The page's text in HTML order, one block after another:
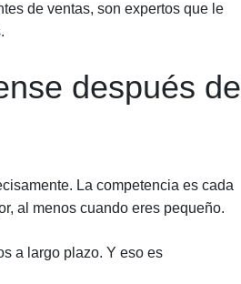
de ventas, son expertos que le
después de
La competencia es cada
al menos cuando eres pequeño.
a largo plazo. Y eso es